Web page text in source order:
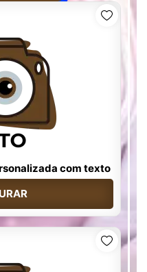
com texto